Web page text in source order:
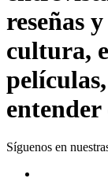
reseñas
cultura,
Síguenos en